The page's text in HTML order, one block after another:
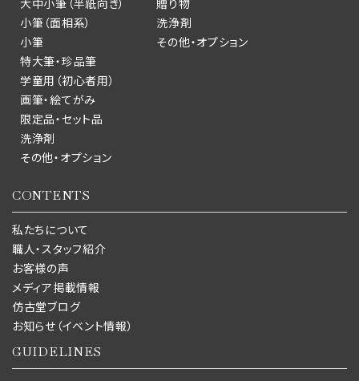
大中小筆（半紙向き）
小筆（面相系）
小筆
特大筆・珍品筆
学童用（初心者用）
画筆・絵てがみ
限定品・セット品
洗浄剤
その他・オプション
贈り物
洗浄剤
その他・オプション
CONTENTS
私たちについて
職人・スタッフ紹介
お客様の声
メディア掲載情報
仿古堂ブログ
お知らせ（イベント情報）
GUIDELINES